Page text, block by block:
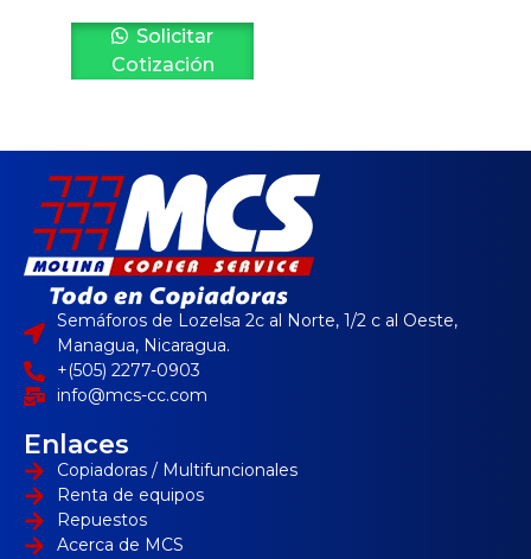
Solicitar
Cotización
Semáforos de Lozelsa 2c al Norte, 1/2 c al Oeste,
Managua, Nicaragua.
+(505) 2277-0903
info@mcs-cc.com
Enlaces
Copiadoras / Multifuncionales
Renta de equipos
Repuestos
Acerca de MCS